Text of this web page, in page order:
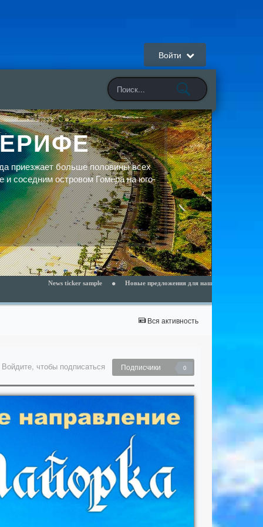
Войти
приезжает больше половины всех
и соседним островом Гомера на юго-
News ticker sample Новые предложения для наших клиентов - читайте
Вся активность
Войдите, чтобы подписаться Подписчики 0